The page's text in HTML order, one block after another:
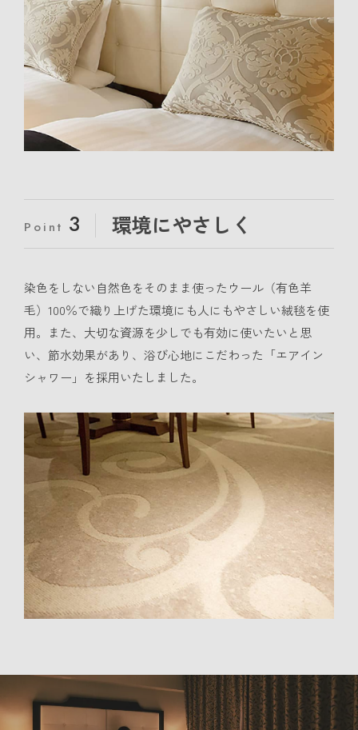
Point 3 環境にやさしく
染色をしない自然色をそのまま使ったウール（有色羊
毛）100％で織り上げた環境にも人にもやさしい絨毯を使
用。また、大切な資源を少しでも有効に使いたいと思
い、節水効果があり、浴び心地にこだわった「エアイン
シャワー」を採用いたしました。